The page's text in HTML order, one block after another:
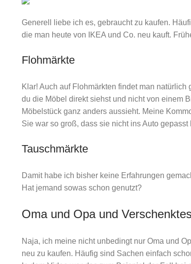
Generell liebe ich es, gebraucht zu kaufen.
die man heute von IKEA und Co. neu kauft.
Flohmärkte
Klar! Auch auf Flohmärkten findet man
du die Möbel direkt siehst und nicht von einem
Möbelstück ganz anders aussieht. Meine
Sie war so groß, dass sie nicht ins Auto gepasst
Tauschmärkte
Damit habe ich bisher keine Erfahrungen
Hat jemand sowas schon genutzt?
Oma und Opa und Verschenktes
Naja, ich meine nicht unbedingt nur Oma und
neu zu kaufen. Häufig sind Sachen einfach